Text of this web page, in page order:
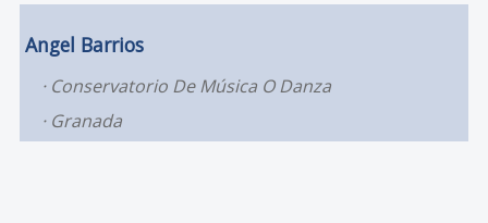
Angel Barrios
Conservatorio De Música O Danza
Granada